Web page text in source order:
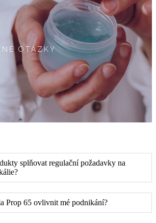
OTÁZKY
splňovat regulační požadavky na
Prop 65 ovlivnit mé podnikání?